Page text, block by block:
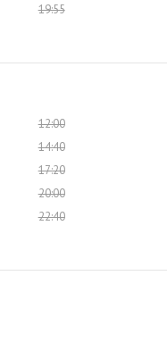
19:55
12:00
14:40
17:20
20:00
22:40